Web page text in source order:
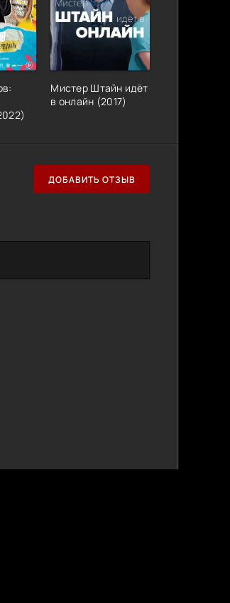
Мистер Штайн идёт
в онлайн (2017)
ДОБАВИТЬ ОТЗЫВ